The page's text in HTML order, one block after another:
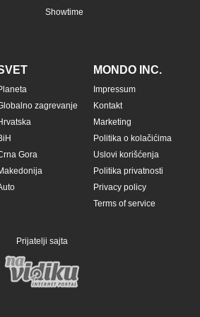
Showtime
zagrevanje
Gora
MONDO INC.
Impressum
Kontakt
Marketing
Politika o kolačićima
Uslovi korišćenja
Politika privatnosti
Privacy policy
Terms of service
Prijatelji sajta